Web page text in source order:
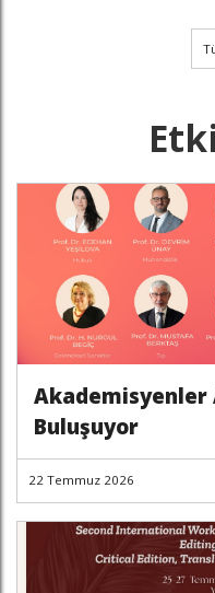
Akademisyenler
Buluşuyor
22 Temmuz 2026